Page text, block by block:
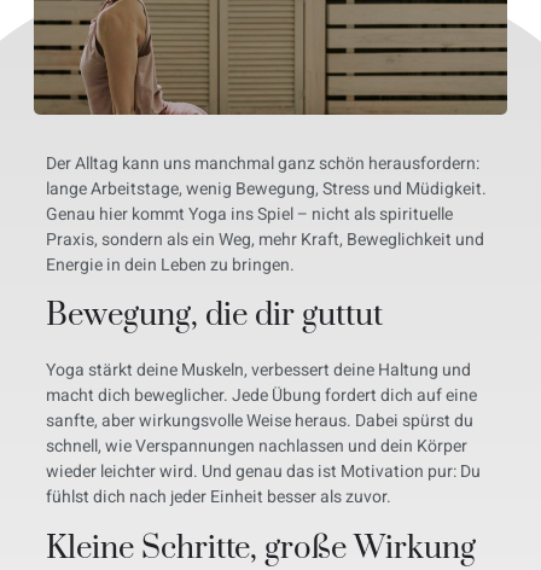
Der Alltag kann uns manchmal ganz schön herausfordern:
lange Arbeitstage, wenig Bewegung, Stress und Müdigkeit.
Genau hier kommt Yoga ins Spiel – nicht als spirituelle
Praxis, sondern als ein Weg, mehr Kraft, Beweglichkeit und
Energie in dein Leben zu bringen.
Bewegung, die dir guttut
Yoga stärkt deine Muskeln, verbessert deine Haltung und
macht dich beweglicher. Jede Übung fordert dich auf eine
sanfte, aber wirkungsvolle Weise heraus. Dabei spürst du
schnell, wie Verspannungen nachlassen und dein Körper
wieder leichter wird. Und genau das ist Motivation pur: Du
fühlst dich nach jeder Einheit besser als zuvor.
Kleine Schritte, große Wirkung